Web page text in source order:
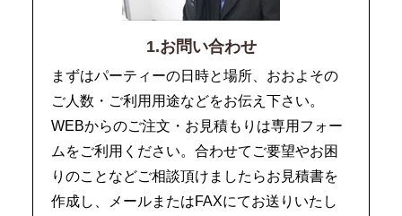
1.お問い合わせ
まずはパーティーの日時と場所、おおよその
ご人数・ご利用用途などをお伝え下さい。
WEBからのご注文・お見積もりは専用フォー
ムをご利用ください。合わせてご要望やお困
りのことなどご相談頂けましたらお見積書を
作成し、メールまたはFAXにてお送りいたし